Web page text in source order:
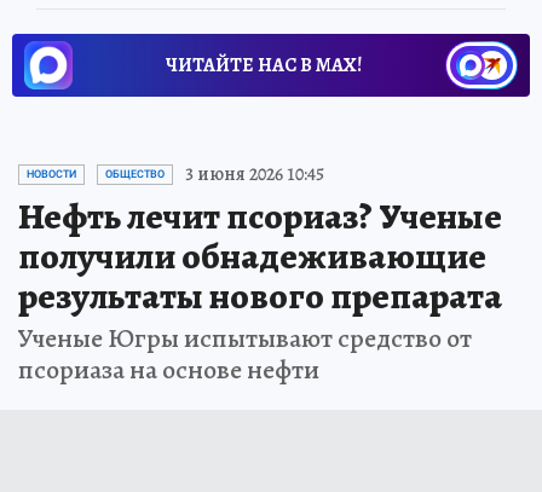
ЧИТАЙТЕ НАС В МАХ!
НОВОСТИ ОБЩЕСТВО 3 июня 2026 10:45
Нефть лечит псориаз? Ученые
получили обнадеживающие
результаты нового препарата
Ученые Югры испытывают средство от
псориаза на основе нефти